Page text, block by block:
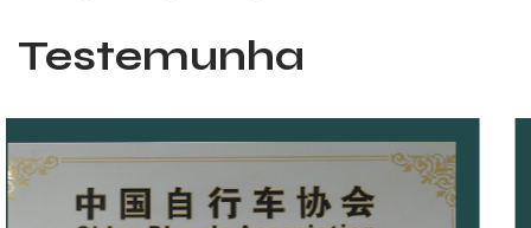
Testemunha